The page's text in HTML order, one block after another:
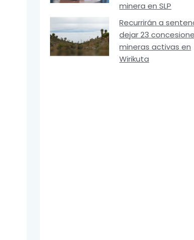
minera en SLP
Recurrirán a
dejar 23
mineras activas en
Wirikuta